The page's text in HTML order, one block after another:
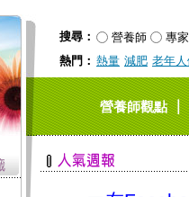
搜尋： 營養師
專家
熱門： 熱量 減肥 老年
營養師觀點｜